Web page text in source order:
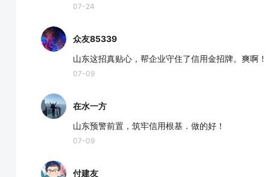
07-24
众友85339
山东这招真贴心，帮企业守住了信用金招牌。爽啊！
07-09
在水一方
山东预警前置，筑牢信用根基．做的好！
07-09
付建友